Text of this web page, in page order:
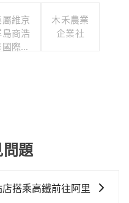
屬維京
島商浩
際人
木禾農業
企業社
題
搭乘高鐵前往阿里